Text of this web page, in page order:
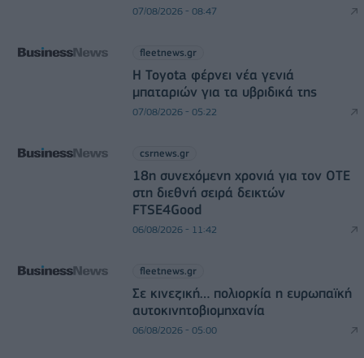
07/08/2026 - 08:47
fleetnews.gr
Η Toyota φέρνει νέα γενιά
μπαταριών για τα υβριδικά της
07/08/2026 - 05:22
csrnews.gr
18η συνεχόμενη χρονιά για τον ΟΤΕ
στη διεθνή σειρά δεικτών
FTSE4Good
06/08/2026 - 11:42
fleetnews.gr
Σε κινεζική… πολιορκία η ευρωπαϊκή
αυτοκινητοβιομηχανία
06/08/2026 - 05:00